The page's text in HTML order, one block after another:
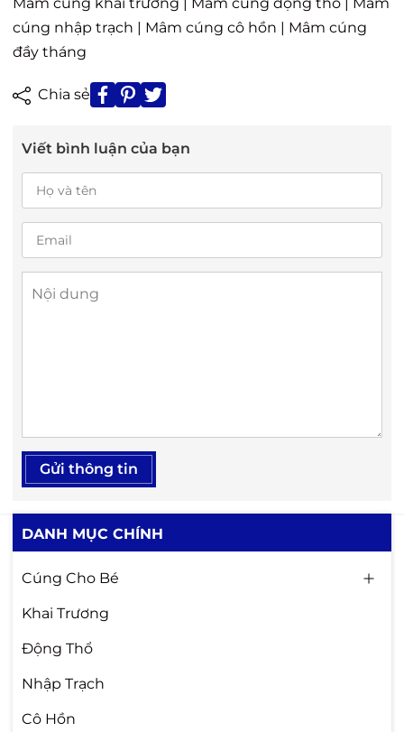
cúng nhập trạch | Mâm cúng cô hồn | Mâm cúng
đầy tháng
Chia sẻ
Viết bình luận của bạn
Gửi thông tin
DANH MỤC CHÍNH
Cúng Cho Bé
Khai Trương
Động Thổ
Nhập Trạch
Cô Hồn